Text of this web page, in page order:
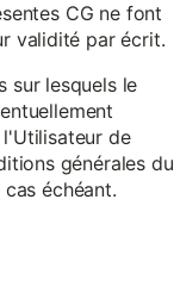
CG ne font
validité par écrit.
sur lesquels le
de
générales du
échéant.